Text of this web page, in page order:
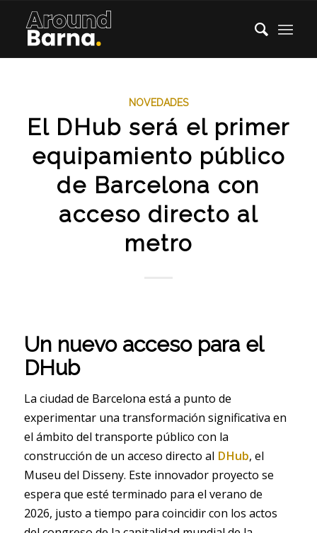
NOVEDADES
El DHub será el primer
equipamiento público
de Barcelona con
acceso directo al
metro
Un nuevo acceso para el
DHub
La ciudad de Barcelona está a punto de
experimentar una transformación significativa en
el ámbito del transporte público con la
construcción de un acceso directo al DHub, el
Museu del Disseny. Este innovador proyecto se
espera que esté terminado para el verano de
2026, justo a tiempo para coincidir con los actos